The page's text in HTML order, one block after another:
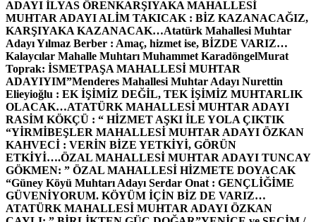
ADAYI İLYAS ÖRENKARŞIYAKA MAHALLESİ
MUHTAR ADAYI ALİM TAKICAK : BİZ KAZANACAĞIZ,
KARŞIYAKA KAZANACAK…Atatürk Mahallesi Muhtar
Adayı Yılmaz Berber : Amaç, hizmet ise, BİZDE VARIZ…
Kalaycılar Mahalle Muhtarı Muhammet KaradöngelMurat
Toprak: İSMETPAŞA MAHALLESİ MUHTAR
ADAYIYIM”Menderes Mahallesi Muhtar Adayı Nurettin
Elieyioğlu : EK İŞİMİZ DEĞİL, TEK İŞİMİZ MUHTARLIK
OLACAK…ATATÜRK MAHALLESİ MUHTAR ADAYI
RASİM KÖKÇÜ : “ HİZMET AŞKI İLE YOLA ÇIKTIK
“YİRMİBEŞLER MAHALLESİ MUHTAR ADAYI ÖZKAN
KAHVECİ : VERİN BİZE YETKİYİ, GÖRÜN
ETKİYİ….ÖZAL MAHALLESİ MUHTAR ADAYI TUNCAY
GÖKMEN: ” ÖZAL MAHALLESİ HİZMETE DOYACAK
“Güney Köyü Muhtarı Adayı Serdar Onat : GENÇLİĞİME
GÜVENİYORUM. KÖYÜM İÇİN BİZ DE VARIZ…
ATATÜRK MAHALLESİ MUHTAR ADAYI ÖZKAN